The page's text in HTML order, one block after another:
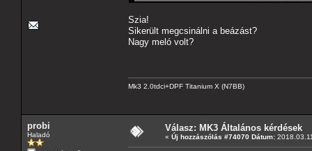
Szia!
Sikerült megcsinálni a beázást?
Nagy meló volt?
Mk3 2.0tdci+DPF Titanium X (N7BB)
probi
Haladó
Válasz: MK3 Általános kérdések
« Új hozzászólás #74070 Dátum: